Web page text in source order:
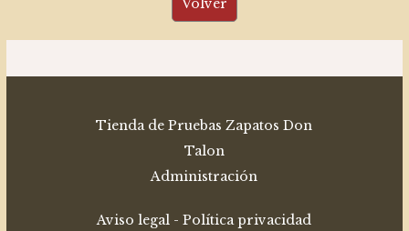
Tienda de Pruebas Zapatos Don
Talon
Administración
Aviso legal -Política privacidad